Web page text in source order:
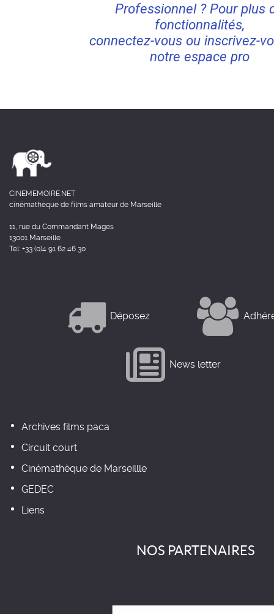
Professionnel ? Pour plus
fonctionnalités,
connectez-vous ou inscrivez-
notre espace pro
CINEMEMOIRE.NET
cinémathèque de films amateur de Marseille
11, rue du Commandant Mages
13001 Marseille
Tél: +33 (0)4 91 62 46 30
Déposez
News letter
Archives films paca
Circuit court
Cinémathèque de Marseillle
GEDEC
Liens
NOS PARTENAIRES